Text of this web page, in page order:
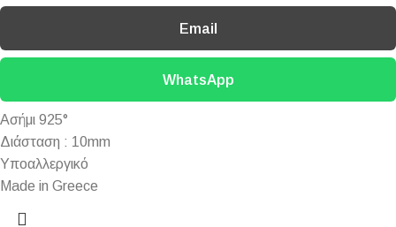
Email
WhatsApp
Ασήμι 925°
Διάσταση : 10mm
Υποαλλεργικό
Made in Greece